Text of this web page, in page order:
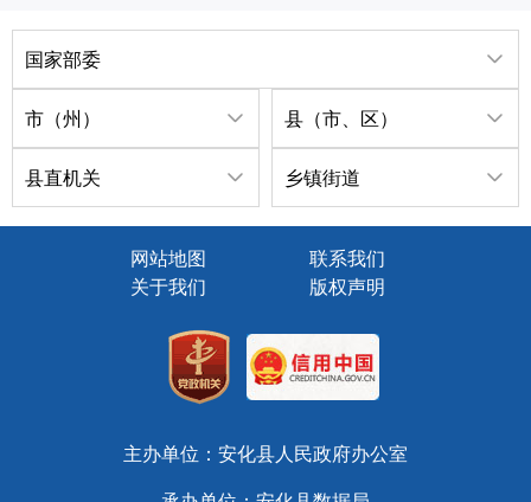
国家部委
市（州） 县（市、区）
县直机关 乡镇街道
网站地图
联系我们
关于我们
版权声明
主办单位：安化县人民政府办公室